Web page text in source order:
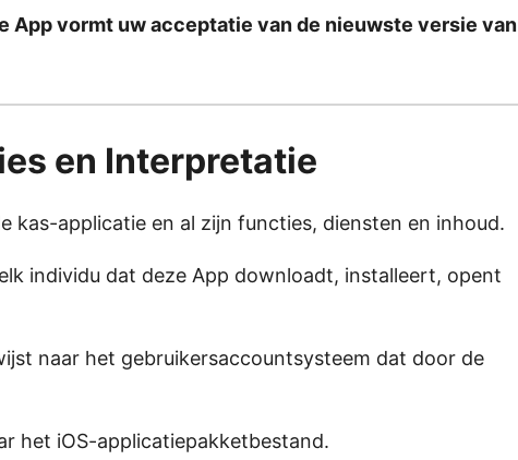
App vormt uw acceptatie van de nieuwste versie van
en Interpretatie
kas-applicatie en al zijn functies, diensten en inhoud.
individu dat deze App downloadt, installeert, opent
naar het gebruikersaccountsysteem dat door de
het iOS-applicatiepakketbestand.